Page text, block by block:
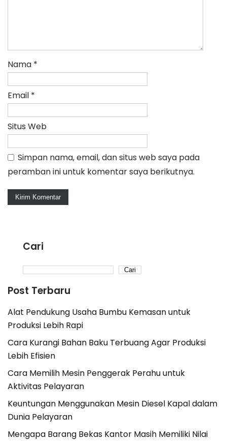
Nama *
Email *
Situs Web
Simpan nama, email, dan situs web saya pada
peramban ini untuk komentar saya berikutnya.
Cari
Cari
Post Terbaru
Alat Pendukung Usaha Bumbu Kemasan untuk
Produksi Lebih Rapi
Cara Kurangi Bahan Baku Terbuang Agar Produksi
Lebih Efisien
Cara Memilih Mesin Penggerak Perahu untuk
Aktivitas Pelayaran
Keuntungan Menggunakan Mesin Diesel Kapal dalam
Dunia Pelayaran
Mengapa Barang Bekas Kantor Masih Memiliki Nilai